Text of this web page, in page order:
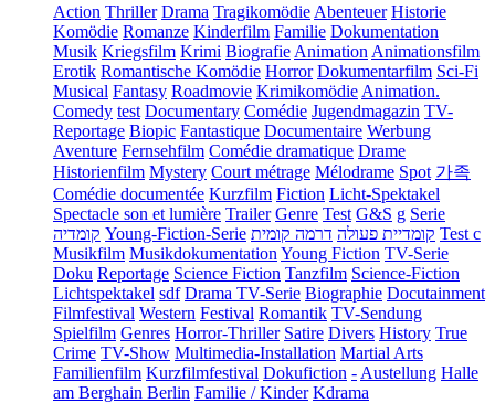
Action Thriller Drama Tragikomödie Abenteuer Historie
Komödie Romanze Kinderfilm Familie Dokumentation
Musik Kriegsfilm Krimi Biografie Animation Animationsfilm
Erotik Romantische Komödie Horror Dokumentarfilm Sci-Fi
Musical Fantasy Roadmovie Krimikomödie Animation.
Comedy test Documentary Comédie Jugendmagazin TV-
Reportage Biopic Fantastique Documentaire Werbung
Aventure Fernsehfilm Comédie dramatique Drame
Historienfilm Mystery Court métrage Mélodrame Spot 가족
Comédie documentée Kurzfilm Fiction Licht-Spektakel
Spectacle son et lumière Trailer Genre Test G&S g Serie
קומדיה Young-Fiction-Serie קומדיית פעולה דרמה קומית
Test c
Musikfilm Musikdokumentation Young Fiction TV-Serie
Doku Reportage Science Fiction Tanzfilm Science-Fiction
Lichtspektakel sdf Drama TV-Serie Biographie Docutainment
Filmfestival Western Festival Romantik TV-Sendung
Spielfilm Genres Horror-Thriller Satire Divers History True
Crime TV-Show Multimedia-Installation Martial Arts
Familienfilm Kurzfilmfestival Dokufiction - Austellung Halle
am Berghain Berlin Familie / Kinder Kdrama